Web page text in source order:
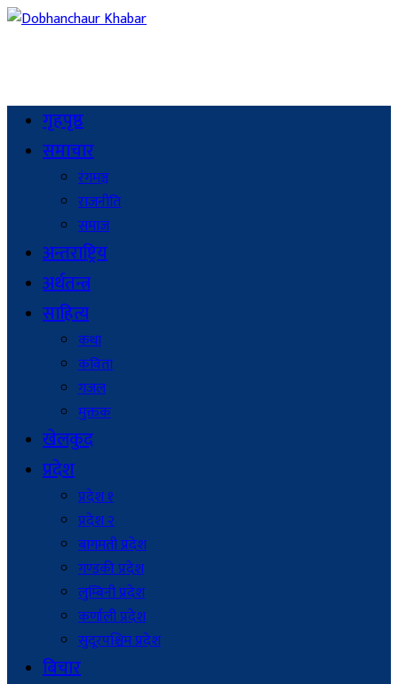
गृहपृष्ठ
समाचार
रंगमञ्च
राजनीति
समाज
अन्तराष्ट्रिय
अर्थतन्त्र
साहित्य
कथा
कविता
गजल
मुक्तक
खेलकुद
प्रदेश
प्रदेश १
प्रदेश २
बागमती प्रदेश
गण्डकी प्रदेश
लुम्बिनी प्रदेश
कर्णाली प्रदेश
सुदूरपश्चिम प्रदेश
बिचार